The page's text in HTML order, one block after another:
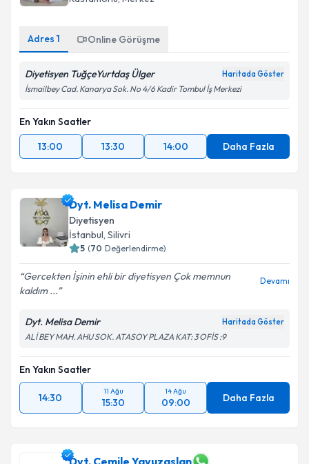
Adres 1 Online Görüşme
Diyetisyen TuğçeYurtdaş Ülger Haritada Göster
İsmailbey Cad. Kanarya Sok. No 4/6 Kadir Tombul İş Merkezi
En Yakın Saatler
13:00
13:30 14:00 Daha Fazla
Dyt. Melisa Demir
Diyetisyen
İstanbul, Silivri
5 (70 Değerlendirme)
Gercekten İşinin ehli bir diyetisyen Çok memnun
kaldım ...
Devamı
Dyt. Melisa Demir Haritada Göster
ALİ BEY MAH. AHU SOK. ATASOY PLAZA KAT: 3 OFİS :9
En Yakın Saatler
14:30
11 Ağu
15:30
14 Ağu
09:00 Daha Fazla
Dyt. Cemile Yavuzaslan